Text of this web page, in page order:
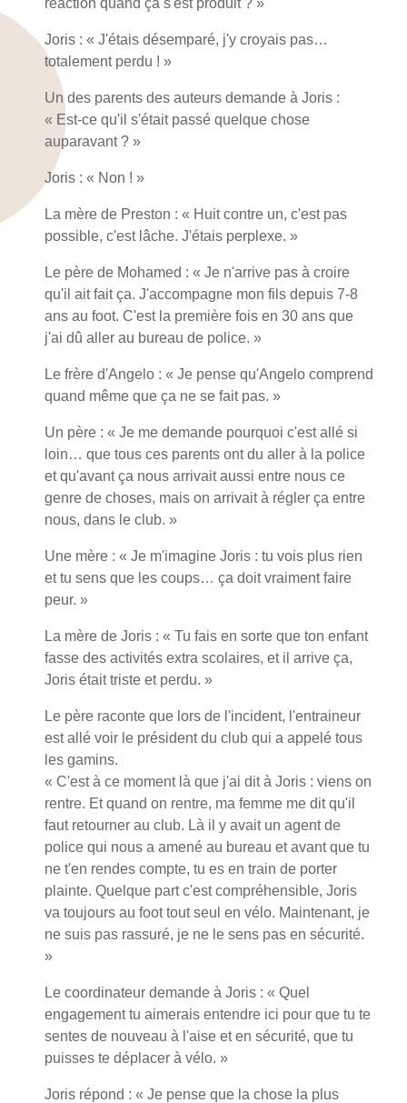
réaction quand ça s'est produit ? »
Joris : « J'étais désemparé, j'y croyais pas…
totalement perdu ! »
Un des parents des auteurs demande à Joris :
« Est-ce qu'il s'était passé quelque chose
auparavant ? »
Joris : « Non ! »
La mère de Preston : « Huit contre un, c'est pas
possible, c'est lâche. J'étais perplexe. »
Le père de Mohamed : « Je n'arrive pas à croire
qu'il ait fait ça. J'accompagne mon fils depuis 7-8
ans au foot. C'est la première fois en 30 ans que
j'ai dû aller au bureau de police. »
Le frère d'Angelo : « Je pense qu'Angelo comprend
quand même que ça ne se fait pas. »
Un père : « Je me demande pourquoi c'est allé si
loin… que tous ces parents ont du aller à la police
et qu'avant ça nous arrivait aussi entre nous ce
genre de choses, mais on arrivait à régler ça entre
nous, dans le club. »
Une mère : « Je m'imagine Joris : tu vois plus rien
et tu sens que les coups… ça doit vraiment faire
peur. »
La mère de Joris : « Tu fais en sorte que ton enfant
fasse des activités extra scolaires, et il arrive ça,
Joris était triste et perdu. »
Le père raconte que lors de l'incident, l'entraineur
est allé voir le président du club qui a appelé tous
les gamins.
« C'est à ce moment là que j'ai dit à Joris : viens on
rentre. Et quand on rentre, ma femme me dit qu'il
faut retourner au club. Là il y avait un agent de
police qui nous a amené au bureau et avant que tu
ne t'en rendes compte, tu es en train de porter
plainte. Quelque part c'est compréhensible, Joris
va toujours au foot tout seul en vélo. Maintenant, je
ne suis pas rassuré, je ne le sens pas en sécurité.
»
Le coordinateur demande à Joris : « Quel
engagement tu aimerais entendre ici pour que tu te
sentes de nouveau à l'aise et en sécurité, que tu
puisses te déplacer à vélo. »
Joris répond : « Je pense que la chose la plus